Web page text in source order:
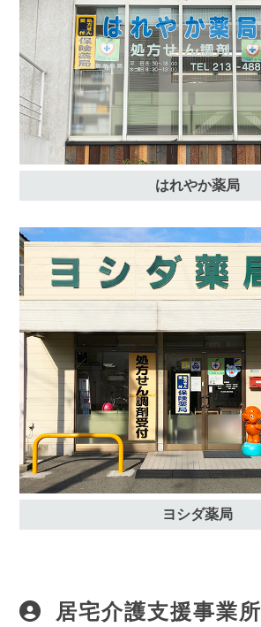
はれやか薬局
ヨシダ薬局
居宅介護支援事業所